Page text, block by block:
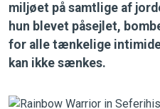
miljøet på samtlige af
hun blevet påsejlet,
for alle tænkelige
kan ikke sænkes.